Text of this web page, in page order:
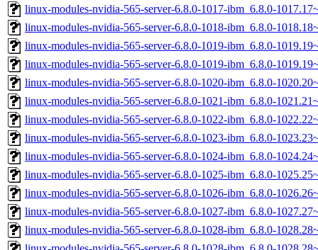
linux-modules-nvidia-565-server-6.8.0-1017-ibm_6.8.0-
linux-modules-nvidia-565-server-6.8.0-1018-ibm_6.8.0-
linux-modules-nvidia-565-server-6.8.0-1019-ibm_6.8.0-
linux-modules-nvidia-565-server-6.8.0-1019-ibm_6.8.0-
linux-modules-nvidia-565-server-6.8.0-1020-ibm_6.8.0-
linux-modules-nvidia-565-server-6.8.0-1021-ibm_6.8.0-
linux-modules-nvidia-565-server-6.8.0-1022-ibm_6.8.0-
linux-modules-nvidia-565-server-6.8.0-1023-ibm_6.8.0-
linux-modules-nvidia-565-server-6.8.0-1024-ibm_6.8.0-
linux-modules-nvidia-565-server-6.8.0-1025-ibm_6.8.0-
linux-modules-nvidia-565-server-6.8.0-1026-ibm_6.8.0-
linux-modules-nvidia-565-server-6.8.0-1027-ibm_6.8.0-
linux-modules-nvidia-565-server-6.8.0-1028-ibm_6.8.0-